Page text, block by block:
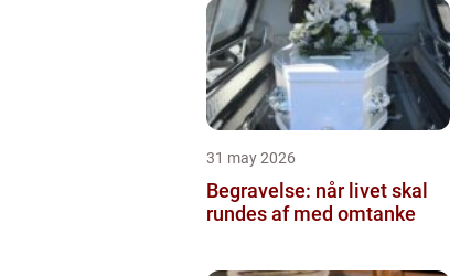
31 may 2026
Begravelse: når livet skal
rundes af med omtanke